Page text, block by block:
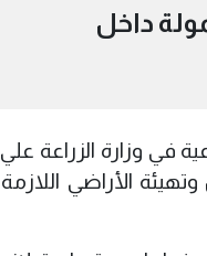
داخل
في وزارة الزراعة
الأراضي